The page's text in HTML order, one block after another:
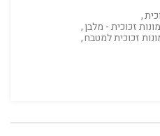
,
זכוכית - מלבן,
זכוכית למטבח,